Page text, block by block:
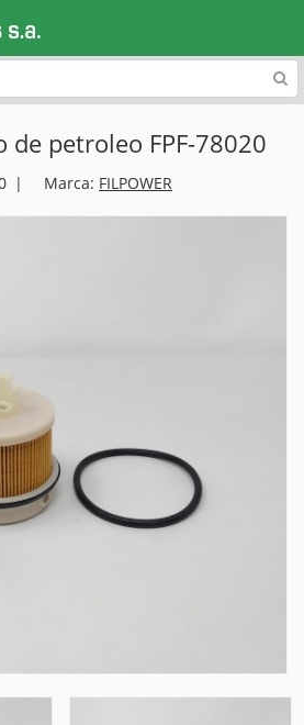
de petroleo FPF-78020
Marca: FILPOWER